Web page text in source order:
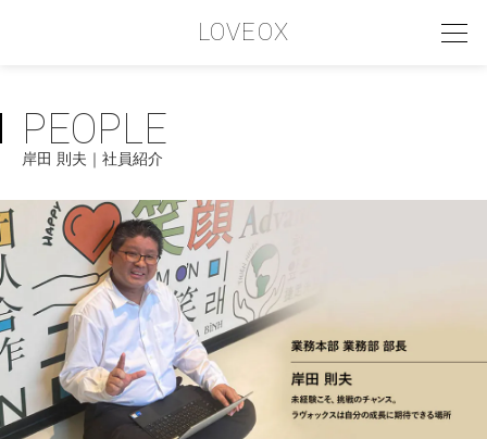
LOVEOX
PHILOSOPHY
フィロソフィー
COMPANY PROFILE
会社情報
SERVICE
サービス内容
INTERVIEW
お客様インタビュー
PEOPLE
岸田 則夫｜社員紹介